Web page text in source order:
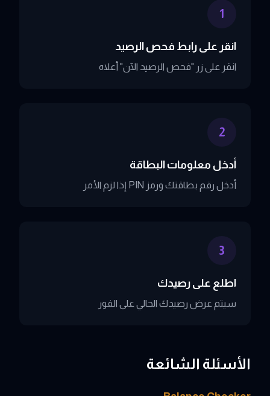
1
انقر على رابط فحص الرصيد
انقر على زر "فحص الرصيد الآن" أعلاه
2
أدخل معلومات البطاقة
أدخل رقم بطاقتك ورمز PIN إذا لزم الأمر
3
اطلع على رصيدك
سيتم عرض رصيدك الحالي على الفور
الأسئلة الشائعة